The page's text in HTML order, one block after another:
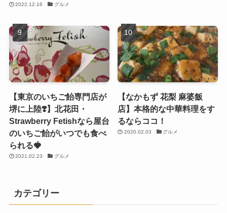
2022.12.16 グルメ
【東京のいちご飴専門店が
堺に上陸❣️】北花田・
Strawberry Fetishなら屋台
のいちご飴がいつでも食べ
られる🍓
2021.02.23 グルメ
【なかもず 花梨 麻婆飯
店】本格的な中華料理をす
るならココ！
2020.02.03 グルメ
カテゴリー